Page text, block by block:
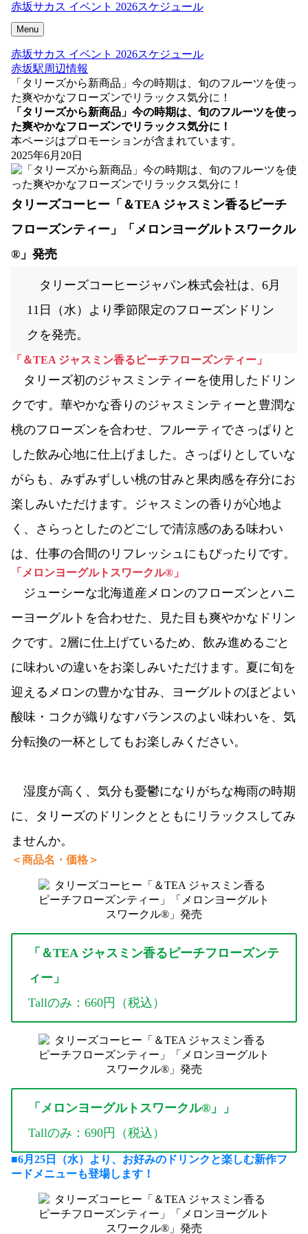
赤坂サカス イベント 2026スケジュール
Menu
赤坂サカス イベント 2026スケジュール
赤坂駅周辺情報
「タリーズから新商品」今の時期は、旬のフルーツを使っ
た爽やかなフローズンでリラックス気分に！
「タリーズから新商品」今の時期は、旬のフルーツを使っ
た爽やかなフローズンでリラックス気分に！
本ページはプロモーションが含まれています。
2025年6月20日
タリーズコーヒー「＆TEA ジャスミン香るピーチ
フローズンティー」「メロンヨーグルトスワークル
®」発売
タリーズコーヒージャパン株式会社は、6月
11日（水）より季節限定のフローズンドリン
クを発売。
「＆TEA ジャスミン香るピーチフローズンティー」
タリーズ初のジャスミンティーを使用したドリン
クです。華やかな香りのジャスミンティーと豊潤な
桃のフローズンを合わせ、フルーティでさっぱりと
した飲み心地に仕上げました。さっぱりとしていな
がらも、みずみずしい桃の甘みと果肉感を存分にお
楽しみいただけます。ジャスミンの香りが心地よ
く、さらっとしたのどごしで清涼感のある味わい
は、仕事の合間のリフレッシュにもぴったりです。
「メロンヨーグルトスワークル®」
ジューシーな北海道産メロンのフローズンとハニ
ーヨーグルトを合わせた、見た目も爽やかなドリン
クです。2層に仕上げているため、飲み進めるごと
に味わいの違いをお楽しみいただけます。夏に旬を
迎えるメロンの豊かな甘み、ヨーグルトのほどよい
酸味・コクが織りなすバランスのよい味わいを、気
分転換の一杯としてもお楽しみください。
湿度が高く、気分も憂鬱になりがちな梅雨の時期
に、タリーズのドリンクとともにリラックスしてみ
ませんか。
＜商品名・価格＞
「＆TEA ジャスミン香るピーチフローズンテ
ィー」
Tallのみ：660円（税込）
「 メロンヨーグルトスワークル®」
」
Tallのみ：690円（税込）
■6月25日（水）より、お好みのドリンクと楽しむ新作フ
ードメニューも登場します！